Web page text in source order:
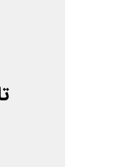
تا 30% تخفیف